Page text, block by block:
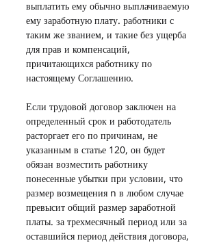
выплатить ему обычно выплачиваемую
ему заработную плату. работники с
таким же званием, и такие без ущерба
для прав и компенсаций,
причитающихся работнику по
настоящему Соглашению.
Если трудовой договор заключен на
определенный срок и работодатель
расторгает его по причинам, не
указанным в статье 120, он будет
обязан возместить работнику
понесенные убытки при условии, что
размер возмещения n в любом случае
превысит общий размер заработной
платы. за трехмесячный период или за
оставшийся период действия договора,